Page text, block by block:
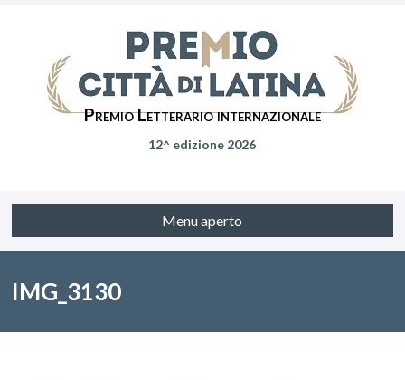
Premio Letterario internazionale
12^ edizione 2026
Menu aperto
IMG_3130